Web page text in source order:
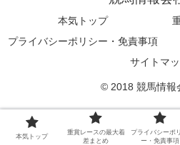
本気トップ
プライバシーポリシー・免責事項
サイトマ
© 2018 競馬情報
本気トップ
重賞レースの最大着
差まとめ
プライバシーポ
ー・免責事項